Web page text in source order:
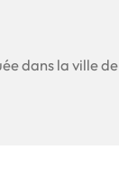
dans la ville de